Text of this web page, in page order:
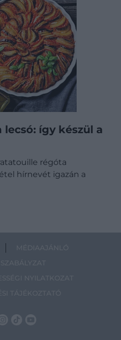
így készül a
régóta
hírnevét igazán a